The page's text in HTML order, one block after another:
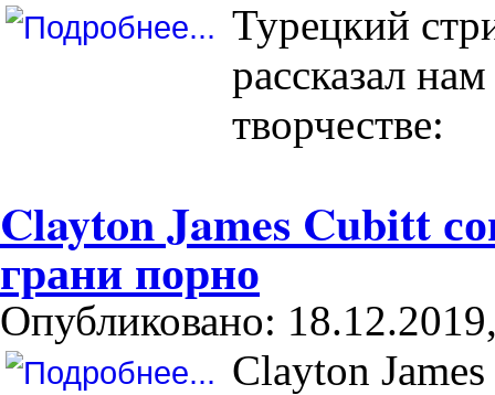
Турецкий
рассказал
творчестве:
Clayton James Cubitt
грани порно
Опубликовано:
Clayton